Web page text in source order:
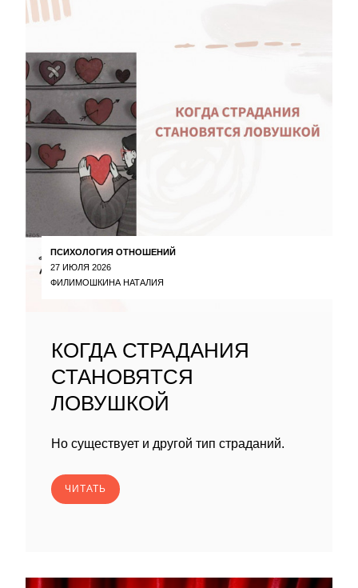
ПСИХОЛОГИЯ ОТНОШЕНИЙ
27 ИЮЛЯ 2026
ФИЛИМОШКИНА НАТАЛИЯ
КОГДА СТРАДАНИЯ
СТАНОВЯТСЯ
ЛОВУШКОЙ
Но существует и другой тип страданий.
ЧИТАТЬ